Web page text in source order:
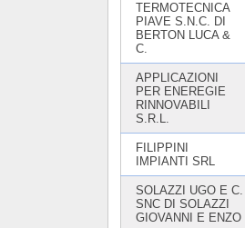
TERMOTECNICA
PIAVE S.N.C. DI
BERTON LUCA &
C.
APPLICAZIONI
PER ENEREGIE
RINNOVABILI
S.R.L.
FILIPPINI
IMPIANTI SRL
SOLAZZI UGO E C.
SNC DI SOLAZZI
GIOVANNI E ENZO